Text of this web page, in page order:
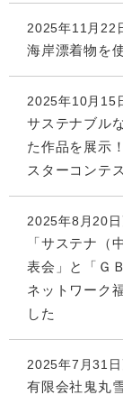
2025年11月22
海岸漂着物を
2025年10月15
サステナブル
た作品を展示
スターコンテ
2025年8月20
「サステナ（
表会」と「Ｇ
ネットワーク
した
2025年7月31
有限会社鬼丸